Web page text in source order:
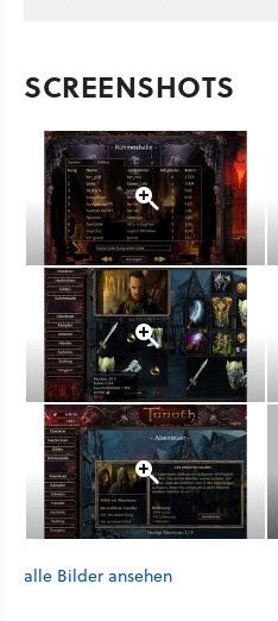
SCREENSHOTS
alle Bilder ansehen